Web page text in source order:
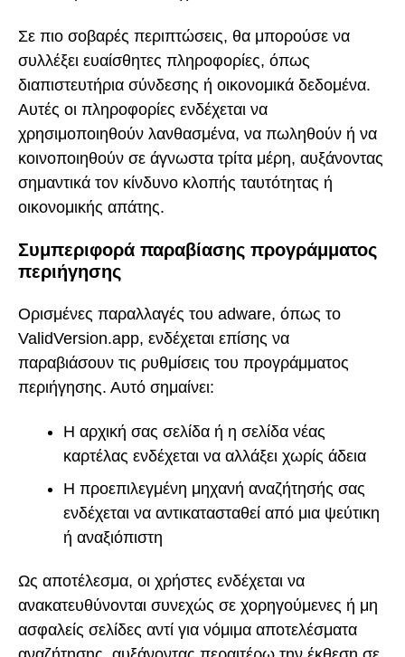
Σε πιο σοβαρές περιπτώσεις, θα μπορούσε να
συλλέξει ευαίσθητες πληροφορίες, όπως
διαπιστευτήρια σύνδεσης ή οικονομικά δεδομένα.
Αυτές οι πληροφορίες ενδέχεται να
χρησιμοποιηθούν λανθασμένα, να πωληθούν ή να
κοινοποιηθούν σε άγνωστα τρίτα μέρη, αυξάνοντας
σημαντικά τον κίνδυνο κλοπής ταυτότητας ή
οικονομικής απάτης.
Συμπεριφορά παραβίασης προγράμματος
περιήγησης
Ορισμένες παραλλαγές του adware, όπως το
ValidVersion.app, ενδέχεται επίσης να
παραβιάσουν τις ρυθμίσεις του προγράμματος
περιήγησης. Αυτό σημαίνει:
Η αρχική σας σελίδα ή η σελίδα νέας
καρτέλας ενδέχεται να αλλάξει χωρίς άδεια
Η προεπιλεγμένη μηχανή αναζήτησής σας
ενδέχεται να αντικατασταθεί από μια ψεύτικη
ή αναξιόπιστη
Ως αποτέλεσμα, οι χρήστες ενδέχεται να
ανακατευθύνονται συνεχώς σε χορηγούμενες ή μη
ασφαλείς σελίδες αντί για νόμιμα αποτελέσματα